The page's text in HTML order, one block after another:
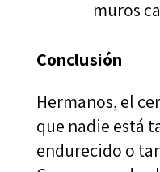
muros
Conclusión
Hermanos, el
que nadie está
endurecido o